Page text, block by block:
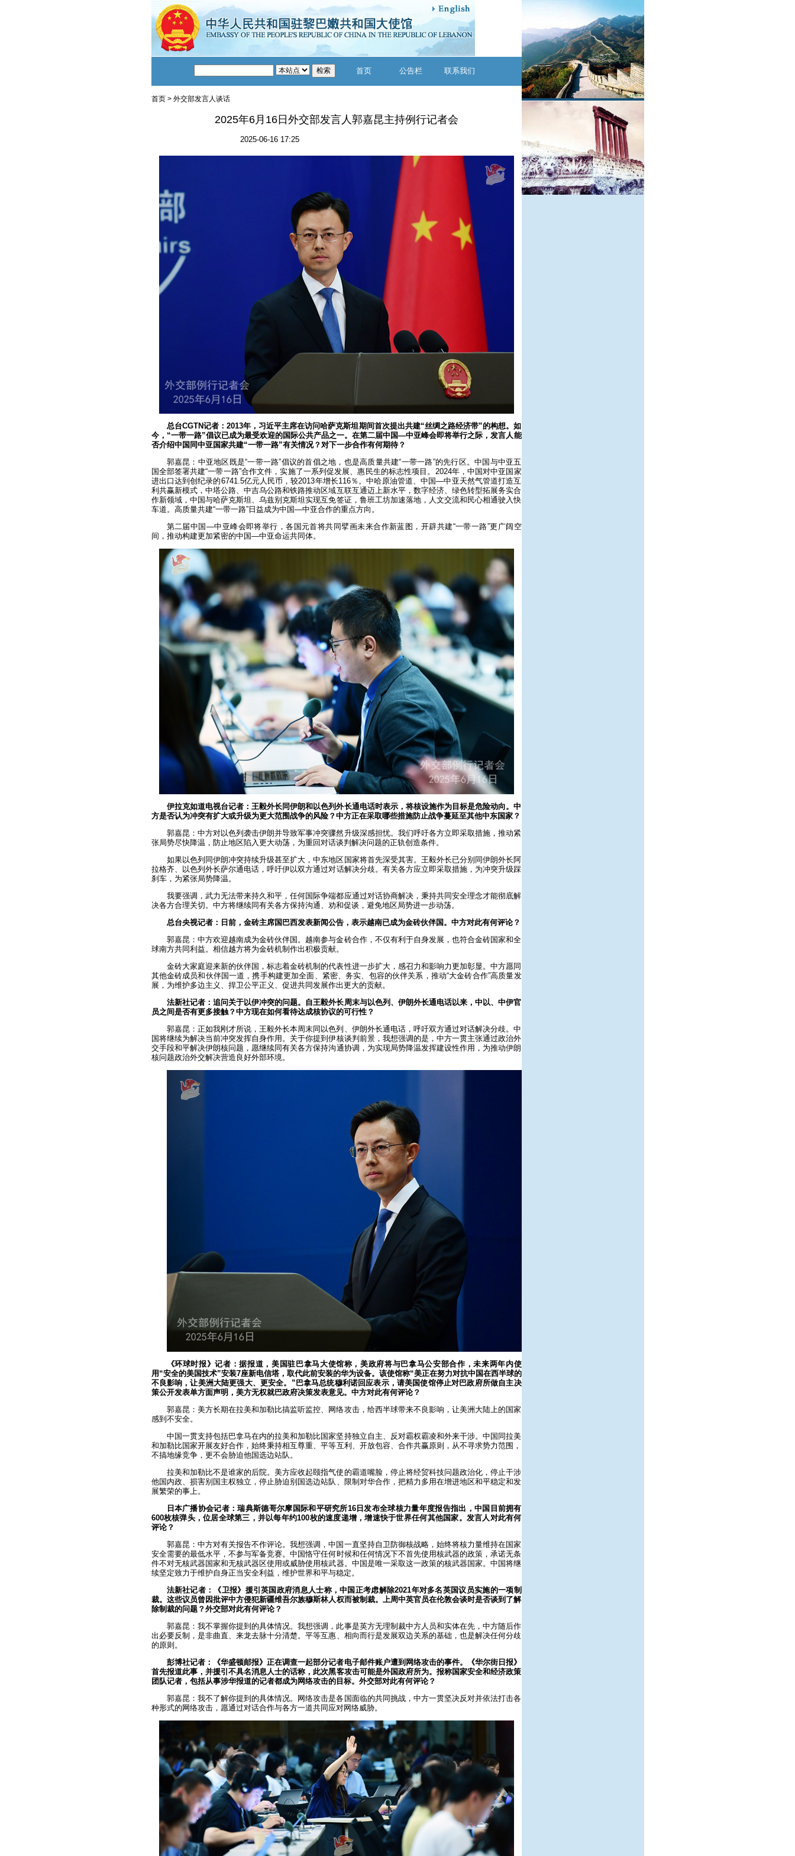
首页 公告栏 联系我们
首页> 外交部发言人谈话
2025年6月16日外交部发言人郭嘉昆主持例行记者会
2025-06-16 17:25
总台CGTN记者：2013年，习近平主席在访问哈萨克斯坦期间首次提出共建“丝绸之路经济带”的构想。如
今，“一带一路”倡议已成为最受欢迎的国际公共产品之一。在第二届中国—中亚峰会即将举行之际，发言人能
否介绍中国同中亚国家共建“一带一路”有关情况？对下一步合作有何期待？
郭嘉昆：中亚地区既是“一带一路”倡议的首倡之地，也是高质量共建“一带一路”的先行区。中国与中亚五
国全部签署共建“一带一路”合作文件，实施了一系列促发展、惠民生的标志性项目。2024年，中国对中亚国家
进出口达到创纪录的6741.5亿元人民币，较2013年增长116％。中哈原油管道、中国—中亚天然气管道打造互
利共赢新模式，中塔公路、中吉乌公路和铁路推动区域互联互通迈上新水平，数字经济、绿色转型拓展务实合
作新领域，中国与哈萨克斯坦、乌兹别克斯坦实现互免签证，鲁班工坊加速落地，人文交流和民心相通驶入快
车道。高质量共建“一带一路”日益成为中国—中亚合作的重点方向。
第二届中国—中亚峰会即将举行，各国元首将共同擘画未来合作新蓝图，开辟共建“一带一路”更广阔空
间，推动构建更加紧密的中国—中亚命运共同体。
伊拉克如道电视台记者：王毅外长同伊朗和以色列外长通电话时表示，将核设施作为目标是危险动向。中
方是否认为冲突有扩大或升级为更大范围战争的风险？中方正在采取哪些措施防止战争蔓延至其他中东国家？
郭嘉昆：中方对以色列袭击伊朗并导致军事冲突骤然升级深感担忧。我们呼吁各方立即采取措施，推动紧
张局势尽快降温，防止地区陷入更大动荡，为重回对话谈判解决问题的正轨创造条件。
如果以色列同伊朗冲突持续升级甚至扩大，中东地区国家将首先深受其害。王毅外长已分别同伊朗外长阿
拉格齐、以色列外长萨尔通电话，呼吁伊以双方通过对话解决分歧。有关各方应立即采取措施，为冲突升级踩
刹车，为紧张局势降温。
我要强调，武力无法带来持久和平，任何国际争端都应通过对话协商解决，秉持共同安全理念才能彻底解
决各方合理关切。中方将继续同有关各方保持沟通、劝和促谈，避免地区局势进一步动荡。
总台央视记者：日前，金砖主席国巴西发表新闻公告，表示越南已成为金砖伙伴国。中方对此有何评论？
郭嘉昆：中方欢迎越南成为金砖伙伴国。越南参与金砖合作，不仅有利于自身发展，也符合金砖国家和全
球南方共同利益。相信越方将为金砖机制作出积极贡献。
金砖大家庭迎来新的伙伴国，标志着金砖机制的代表性进一步扩大，感召力和影响力更加彰显。中方愿同
其他金砖成员和伙伴国一道，携手构建更加全面、紧密、务实、包容的伙伴关系，推动“大金砖合作”高质量发
展，为维护多边主义、捍卫公平正义、促进共同发展作出更大的贡献。
法新社记者：追问关于以伊冲突的问题。自王毅外长周末与以色列、伊朗外长通电话以来，中以、中伊官
员之间是否有更多接触？中方现在如何看待达成核协议的可行性？
郭嘉昆：正如我刚才所说，王毅外长本周末同以色列、伊朗外长通电话，呼吁双方通过对话解决分歧。中
国将继续为解决当前冲突发挥自身作用。关于你提到伊核谈判前景，我想强调的是，中方一贯主张通过政治外
交手段和平解决伊朗核问题，愿继续同有关各方保持沟通协调，为实现局势降温发挥建设性作用，为推动伊朗
核问题政治外交解决营造良好外部环境。
《环球时报》记者：据报道，美国驻巴拿马大使馆称，美政府将与巴拿马公安部合作，未来两年内使
用“安全的美国技术”安装7座新电信塔，取代此前安装的华为设备。该使馆称“美正在努力对抗中国在西半球的
不良影响，让美洲大陆更强大、更安全。”巴拿马总统穆利诺回应表示，请美国使馆停止对巴政府所做自主决
策公开发表单方面声明，美方无权就巴政府决策发表意见。中方对此有何评论？
郭嘉昆：美方长期在拉美和加勒比搞监听监控、网络攻击，给西半球带来不良影响，让美洲大陆上的国家
感到不安全。
中国一贯支持包括巴拿马在内的拉美和加勒比国家坚持独立自主、反对霸权霸凌和外来干涉。中国同拉美
和加勒比国家开展友好合作，始终秉持相互尊重、平等互利、开放包容、合作共赢原则，从不寻求势力范围，
不搞地缘竞争，更不会胁迫他国选边站队。
拉美和加勒比不是谁家的后院。美方应收起颐指气使的霸道嘴脸，停止将经贸科技问题政治化，停止干涉
他国内政、损害别国主权独立，停止胁迫别国选边站队、限制对华合作，把精力多用在增进地区和平稳定和发
展繁荣的事上。
日本广播协会记者：瑞典斯德哥尔摩国际和平研究所16日发布全球核力量年度报告指出，中国目前拥有
600枚核弹头，位居全球第三，并以每年约100枚的速度递增，增速快于世界任何其他国家。发言人对此有何
评论？
郭嘉昆：中方对有关报告不作评论。我想强调，中国一直坚持自卫防御核战略，始终将核力量维持在国家
安全需要的最低水平，不参与军备竞赛。中国恪守任何时候和任何情况下不首先使用核武器的政策，承诺无条
件不对无核武器国家和无核武器区使用或威胁使用核武器。中国是唯一采取这一政策的核武器国家。中国将继
续坚定致力于维护自身正当安全利益，维护世界和平与稳定。
法新社记者：《卫报》援引英国政府消息人士称，中国正考虑解除2021年对多名英国议员实施的一项制
裁。这些议员曾因批评中方侵犯新疆维吾尔族穆斯林人权而被制裁。上周中英官员在伦敦会谈时是否谈到了解
除制裁的问题？外交部对此有何评论？
郭嘉昆：我不掌握你提到的具体情况。我想强调，此事是英方无理制裁中方人员和实体在先，中方随后作
出必要反制，是非曲直、来龙去脉十分清楚。平等互惠、相向而行是发展双边关系的基础，也是解决任何分歧
的原则。
彭博社记者：《华盛顿邮报》正在调查一起部分记者电子邮件账户遭到网络攻击的事件。《华尔街日报》
首先报道此事，并援引不具名消息人士的话称，此次黑客攻击可能是外国政府所为。报称国家安全和经济政策
团队记者，包括从事涉华报道的记者都成为网络攻击的目标。外交部对此有何评论？
郭嘉昆：我不了解你提到的具体情况。网络攻击是各国面临的共同挑战，中方一贯坚决反对并依法打击各
种形式的网络攻击，愿通过对话合作与各方一道共同应对网络威胁。